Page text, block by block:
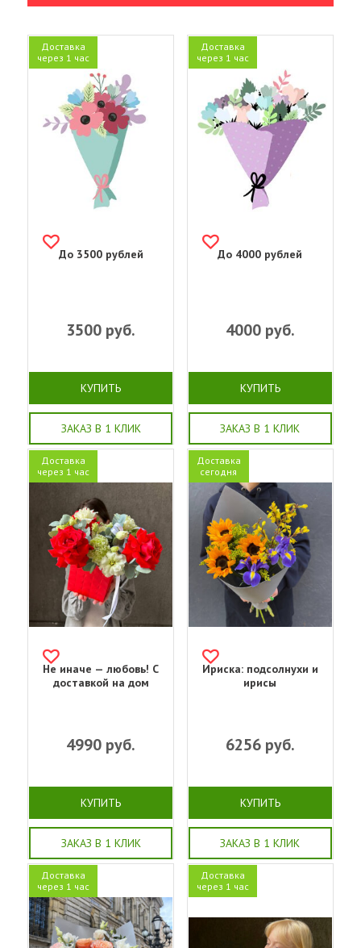
Доставка
через 1 час
До 3500 рублей
3500 руб.
КУПИТЬ
ЗАКАЗ В 1 КЛИК
Доставка
через 1 час
До 4000 рублей
4000руб.
КУПИТЬ
ЗАКАЗ В 1 КЛИК
Доставка
через 1 час
Не иначе — любовь! С
доставкой на дом
4990 руб.
КУПИТЬ
ЗАКАЗ В 1 КЛИК
Доставка
сегодня
Ириска: подсолнухи и
ирисы
6256руб.
КУПИТЬ
ЗАКАЗ В 1 КЛИК
Доставка
через 1 час
Доставка
через 1 час